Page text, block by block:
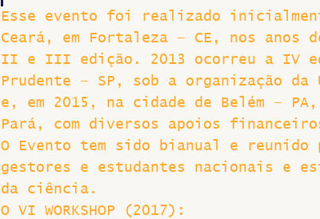
Esse evento foi realizado
Ceará, em Fortaleza – CE, nos anos
II e III edição. 2013 ocorreu a IV
Prudente – SP, sob a organização
e, em 2015, na cidade de Belém –
Pará, com diversos apoios
O Evento tem sido bianual e
gestores e estudantes nacionais e
da ciência.
O VI WORKSHOP (2017):